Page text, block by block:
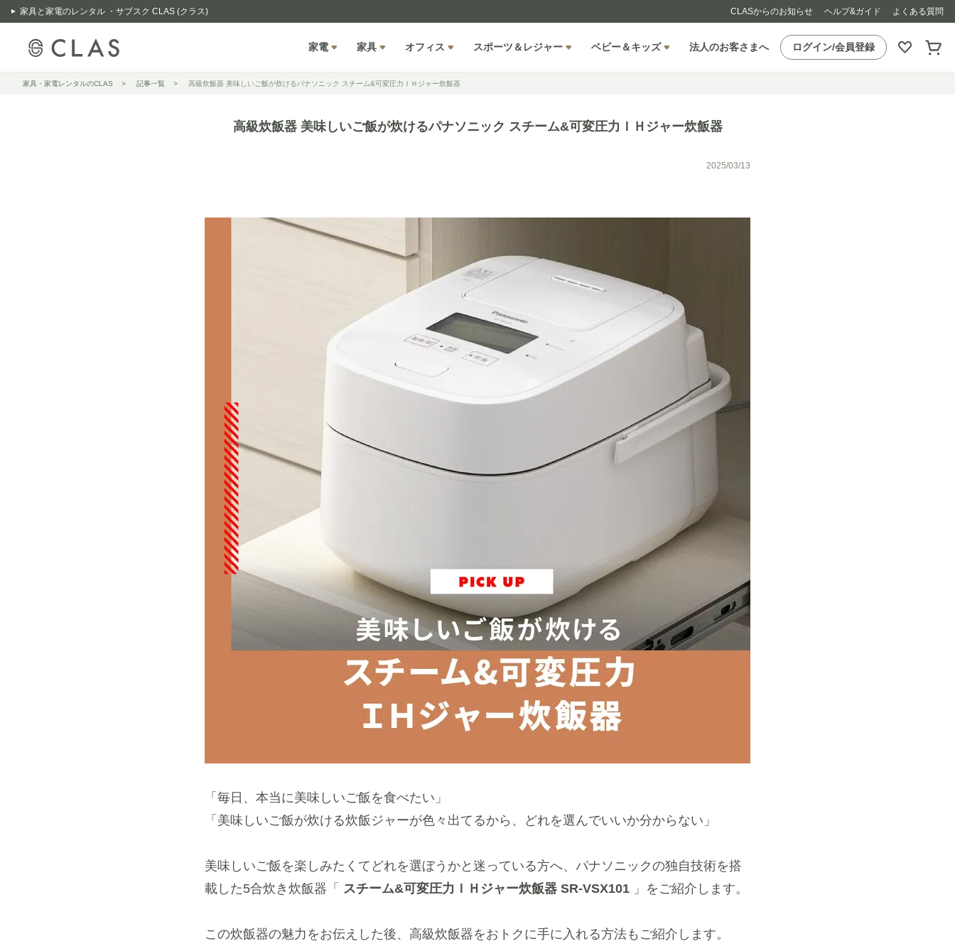
家具と家電のレンタル ・サブスク CLAS (クラス) CLASからのお知らせ ヘルプ&ガイド よくある質問
家電 家具 オフィス スポーツ＆レジャー ベビー＆キッズ 法人のお客さまへ ログイン/会員登録
家具・家電レンタルのCLAS 記事一覧 高級炊飯器 美味しいご飯が炊けるパナソニック スチーム&可変圧力ＩＨジャー炊飯器
高級炊飯器 美味しいご飯が炊けるパナソニック スチーム&可変圧力ＩＨジャー炊飯器
2025/03/13
「毎日、本当に美味しいご飯を食べたい」
「美味しいご飯が炊ける炊飯ジャーが色々出てるから、どれを選んでいいか分からない」
美味しいご飯を楽しみたくてどれを選ぼうかと迷っている方へ、パナソニックの独自技術を搭
載した5合炊き炊飯器「 スチーム&可変圧力ＩＨジャー炊飯器 SR-VSX101 」をご紹介します。
この炊飯器の魅力をお伝えした後、高級炊飯器をおトクに手に入れる方法もご紹介します。